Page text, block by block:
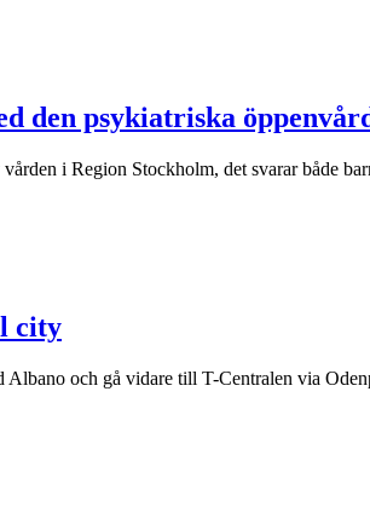
den psykiatriska
i Region Stockholm, det svarar både
city
och gå vidare till T-Centralen via